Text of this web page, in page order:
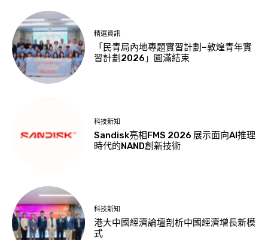
精選資訊
「民青局內地專題實習計劃–敦煌青年實
習計劃2026」圓滿結束
科技新知
Sandisk亮相FMS 2026 展示面向AI推理
時代的NAND創新技術
科技新知
港大中國經濟論壇剖析中國經濟增長新模
式